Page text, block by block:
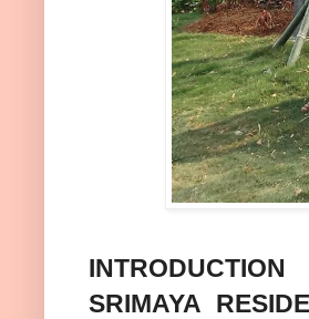
INTRODUCTION
SRIMAYA